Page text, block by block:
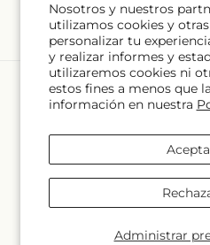
Nosotros y nuestros
utilizamos cookies y
personalizar tu
y realizar informes y
utilizaremos cookies ni
estos fines a menos que
información en nuestra
Administrar
Idioma
pago
©